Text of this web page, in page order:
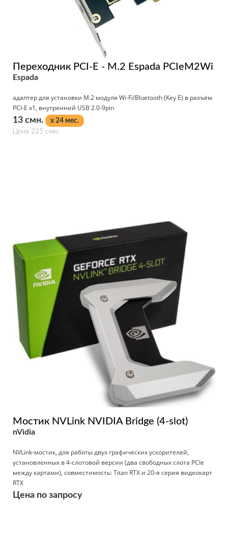
Переходник PCI-E - M.2 Espada PCIeM2Wi
Espada
адаптер для установки M.2 модуля Wi-Fi/Bluetooth (Key E) в разъём
PCI-E x1, внутренний USB 2.0-9pin
13 смн.
x 24 мес.
Цена 225 смн.
Мостик NVLink NVIDIA Bridge (4-slot)
nVidia
NVLink-мостик, для работы двух графических ускорителей,
установленных в 4-слотовой версии (два свободных слота PCIe
между картами), совместимость: Titan RTX и 20-я серия видеокарт
RTX
Цена по запросу